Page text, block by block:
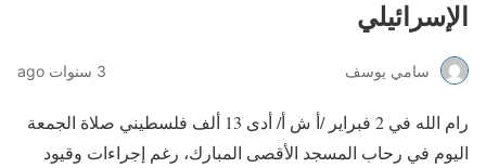
الإسرائيلي
سامي يوسف 3 سنوات ago
رام الله في 2 فبراير /أ ش أ/ أدى 13 ألف فلسطيني صلاة الجمعة
اليوم في رحاب المسجد الأقصى المبارك، رغم إجراءات وقيود